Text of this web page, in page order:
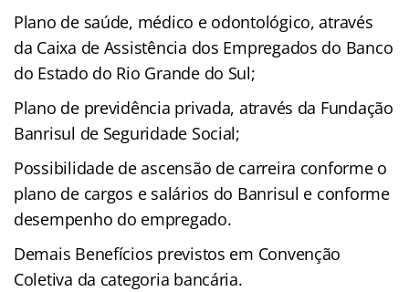
Plano de saúde, médico e odontológico, através
da Caixa de Assistência dos Empregados do Banco
do Estado do Rio Grande do Sul;
Plano de previdência privada, através da Fundação
Banrisul de Seguridade Social;
Possibilidade de ascensão de carreira conforme o
plano de cargos e salários do Banrisul e conforme
desempenho do empregado.
Demais Benefícios previstos em Convenção
Coletiva da categoria bancária.